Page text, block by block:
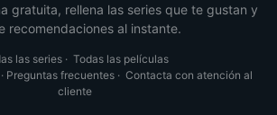
gratuita, rellena las series que te gustan y
recomendaciones al instante.
las series· Todas las películas
· Preguntas frecuentes· Contacta con atención al
cliente